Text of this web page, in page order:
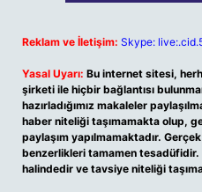
Reklam ve İletişim: Skype:
Yasal Uyarı: Bu internet sitesi,
şirketi ile hiçbir bağlantısı
hazırladığımız makaleler
haber niteliği taşımamakta olup,
paylaşım yapılmamaktadır.
benzerlikleri tamamen
halindedir ve tavsiye niteliği